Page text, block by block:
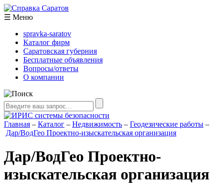
☰ Меню
spravka-saratov
Каталог фирм
Саратовская губерния
Бесплатные объявления
Вопросы/ответы
О компании
Главная – Каталог – Недвижимость – Геодезические работы –
Дар/ВодГео Проектно-изыскательская организация
Дар/ВодГео Проектно-
изыскательская организация